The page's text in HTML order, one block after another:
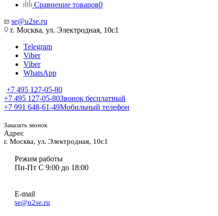
Сравнение товаров0
se@u2se.ru
г. Москва, ул. Электродная, 10с1
Telegram
Viber
Viber
WhatsApp
+7 495 127-05-80
+7 495 127-05-80Звонок бесплатный
+7 991 648-61-49Мобильный телефон
Заказать звонок
Адрес
г. Москва, ул. Электродная, 10с1
Режим работы
Пн-Пт С 9:00 до 18:00
E-mail
se@u2se.ru